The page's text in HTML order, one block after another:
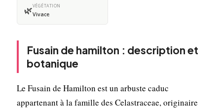
🌿VÉGÉTATION
Vivace
Fusain de hamilton : description et
botanique
Le Fusain de Hamilton est un arbuste caduc
appartenant à la famille des Celastraceae, originaire